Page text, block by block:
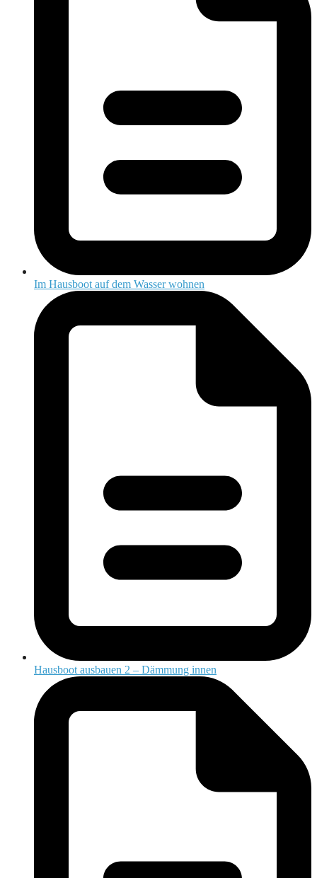
Im Hausboot auf dem Wasser wohnen
Hausboot ausbauen 2 – Dämmung innen